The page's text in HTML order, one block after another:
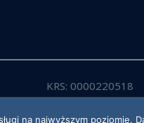
KRS: 0000220518
na najwyższym poziomie.